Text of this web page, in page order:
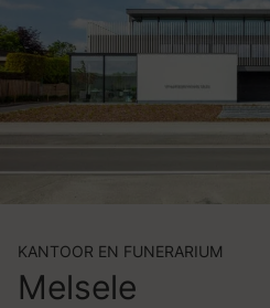
KANTOOR EN FUNERARIUM
Melsele